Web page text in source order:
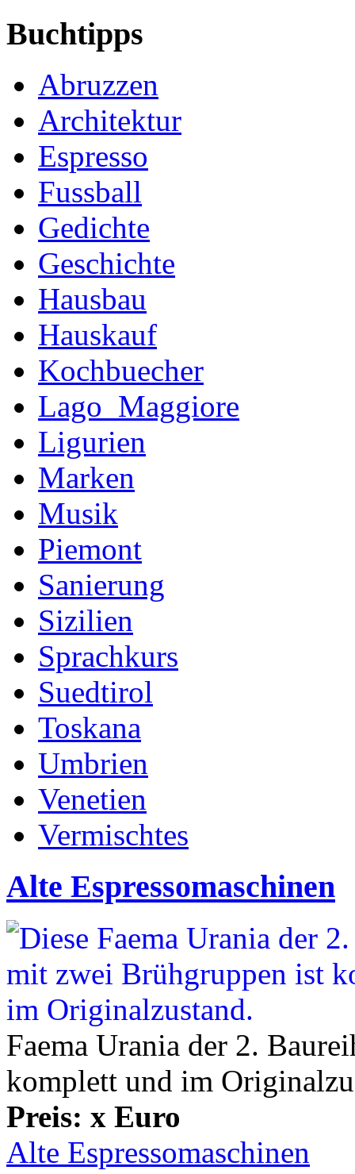
Buchtipps
Abruzzen
Architektur
Espresso
Fussball
Gedichte
Geschichte
Hausbau
Hauskauf
Kochbuecher
Lago_Maggiore
Ligurien
Marken
Musik
Piemont
Sanierung
Sizilien
Sprachkurs
Suedtirol
Toskana
Umbrien
Venetien
Vermischtes
Alte Espressomaschinen
Faema Urania der 2.
komplett und im
Preis: x Euro
Alte Espressomaschinen